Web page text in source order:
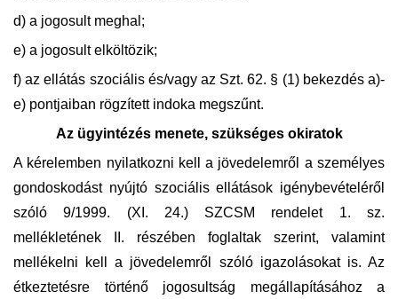
d) a jogosult meghal;
e) a jogosult elköltözik;
f) az ellátás szociális és/vagy az Szt. 62. § (1) bekezdés a)-
e) pontjaiban rögzített indoka megszűnt.
Az ügyintézés menete, szükséges okiratok
A kérelemben nyilatkozni kell a jövedelemről a személyes
gondoskodást nyújtó szociális ellátások igénybevételéről
szóló 9/1999. (XI. 24.) SZCSM rendelet 1. sz.
mellékletének II. részében foglaltak szerint, valamint
mellékelni kell a jövedelemről szóló igazolásokat is. Az
étkeztetésre történő jogosultság megállapításához a